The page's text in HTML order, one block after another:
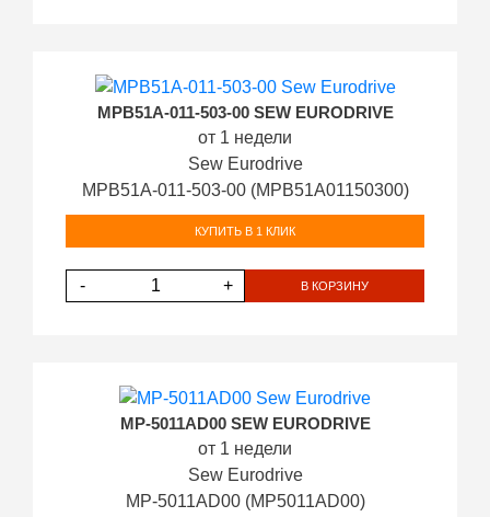
MPB51A-011-503-00 SEW EURODRIVE
от 1 недели
Sew Eurodrive
MPB51A-011-503-00 (MPB51A01150300)
КУПИТЬ В 1 КЛИК
- + В КОРЗИНУ
MP-5011AD00 SEW EURODRIVE
от 1 недели
Sew Eurodrive
MP-5011AD00 (MP5011AD00)